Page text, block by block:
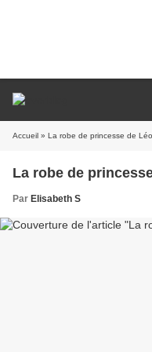
Accueil » La robe de princesse de
La robe de
Par Elisabeth S